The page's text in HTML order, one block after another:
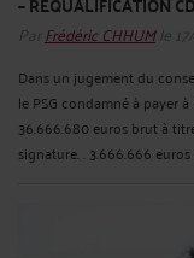
Par Frédéric CHHUMle
Dans un jugement du
le PSG condamné à payer
36.666.680 euros brut à
signature. . 3.666.666